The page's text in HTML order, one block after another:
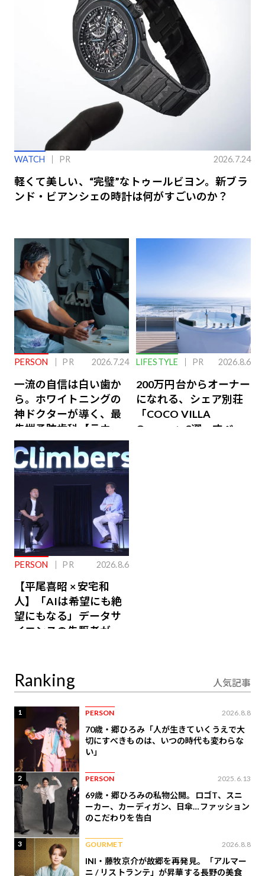
WATCH PR 2026.7.24
軽くて美しい、“完璧”なトゥールビヨン。新ブラ
ンド・ビアンシェの時計は何がすごいのか？
PERSON PR 2026.7.24
一流の自信は白い歯か
ら。ホワイトニングの
神ドクターが導く、最
先端予防歯科【ラウン
ジ会員特典あり】
LIFESTYLE PR 2026.8.6
200万円台からオーナー
になれる、シェア別荘
「COCO VILLA
Owners」3選。すべて
PERSON PR 2026.8.6
【平尾喜昭 × 安宅和
人】「AIは希望にも絶
望にもなる」データサ
イエンスの先駆者が語
Ranking 人気記事
1 PERSON 2026.8.8
70歳・郷ひろみ「人が生きていくうえで大
切にすべきものは、いつの時代も変わらな
い」
2 PERSON 2025.6.13
69歳・郷ひろみの私物公開。ロゴT、スニ
ーカー、カーディガン、日傘…ファッション
のこだわりを告白
3 GOURMET 2026.8.8
INI・藤牧京介が故郷を再発見。「アルマー
ニ / リストランテ」が昇華する長野の美食